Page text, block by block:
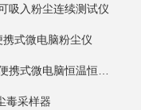
吸入粉尘连续测试仪
式微电脑粉尘仪
毒采样器